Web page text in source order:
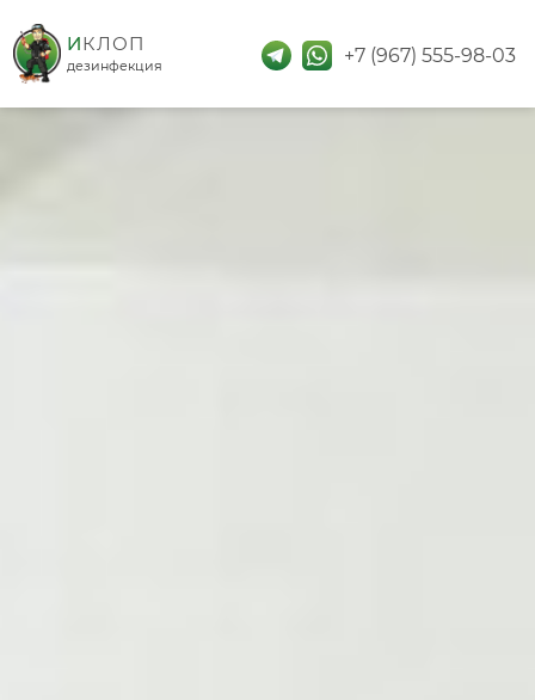
дезинфекция